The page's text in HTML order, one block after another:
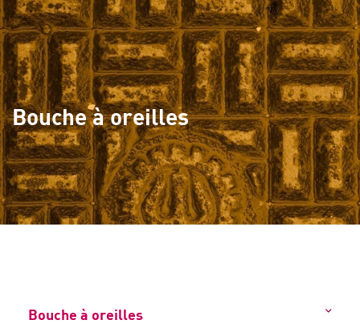
Bouche à oreilles
Bouche à oreilles